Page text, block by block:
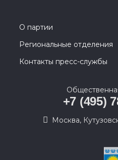
О партии
Региональные отделения
Контакты пресс-службы
+7 (495)
Москва,